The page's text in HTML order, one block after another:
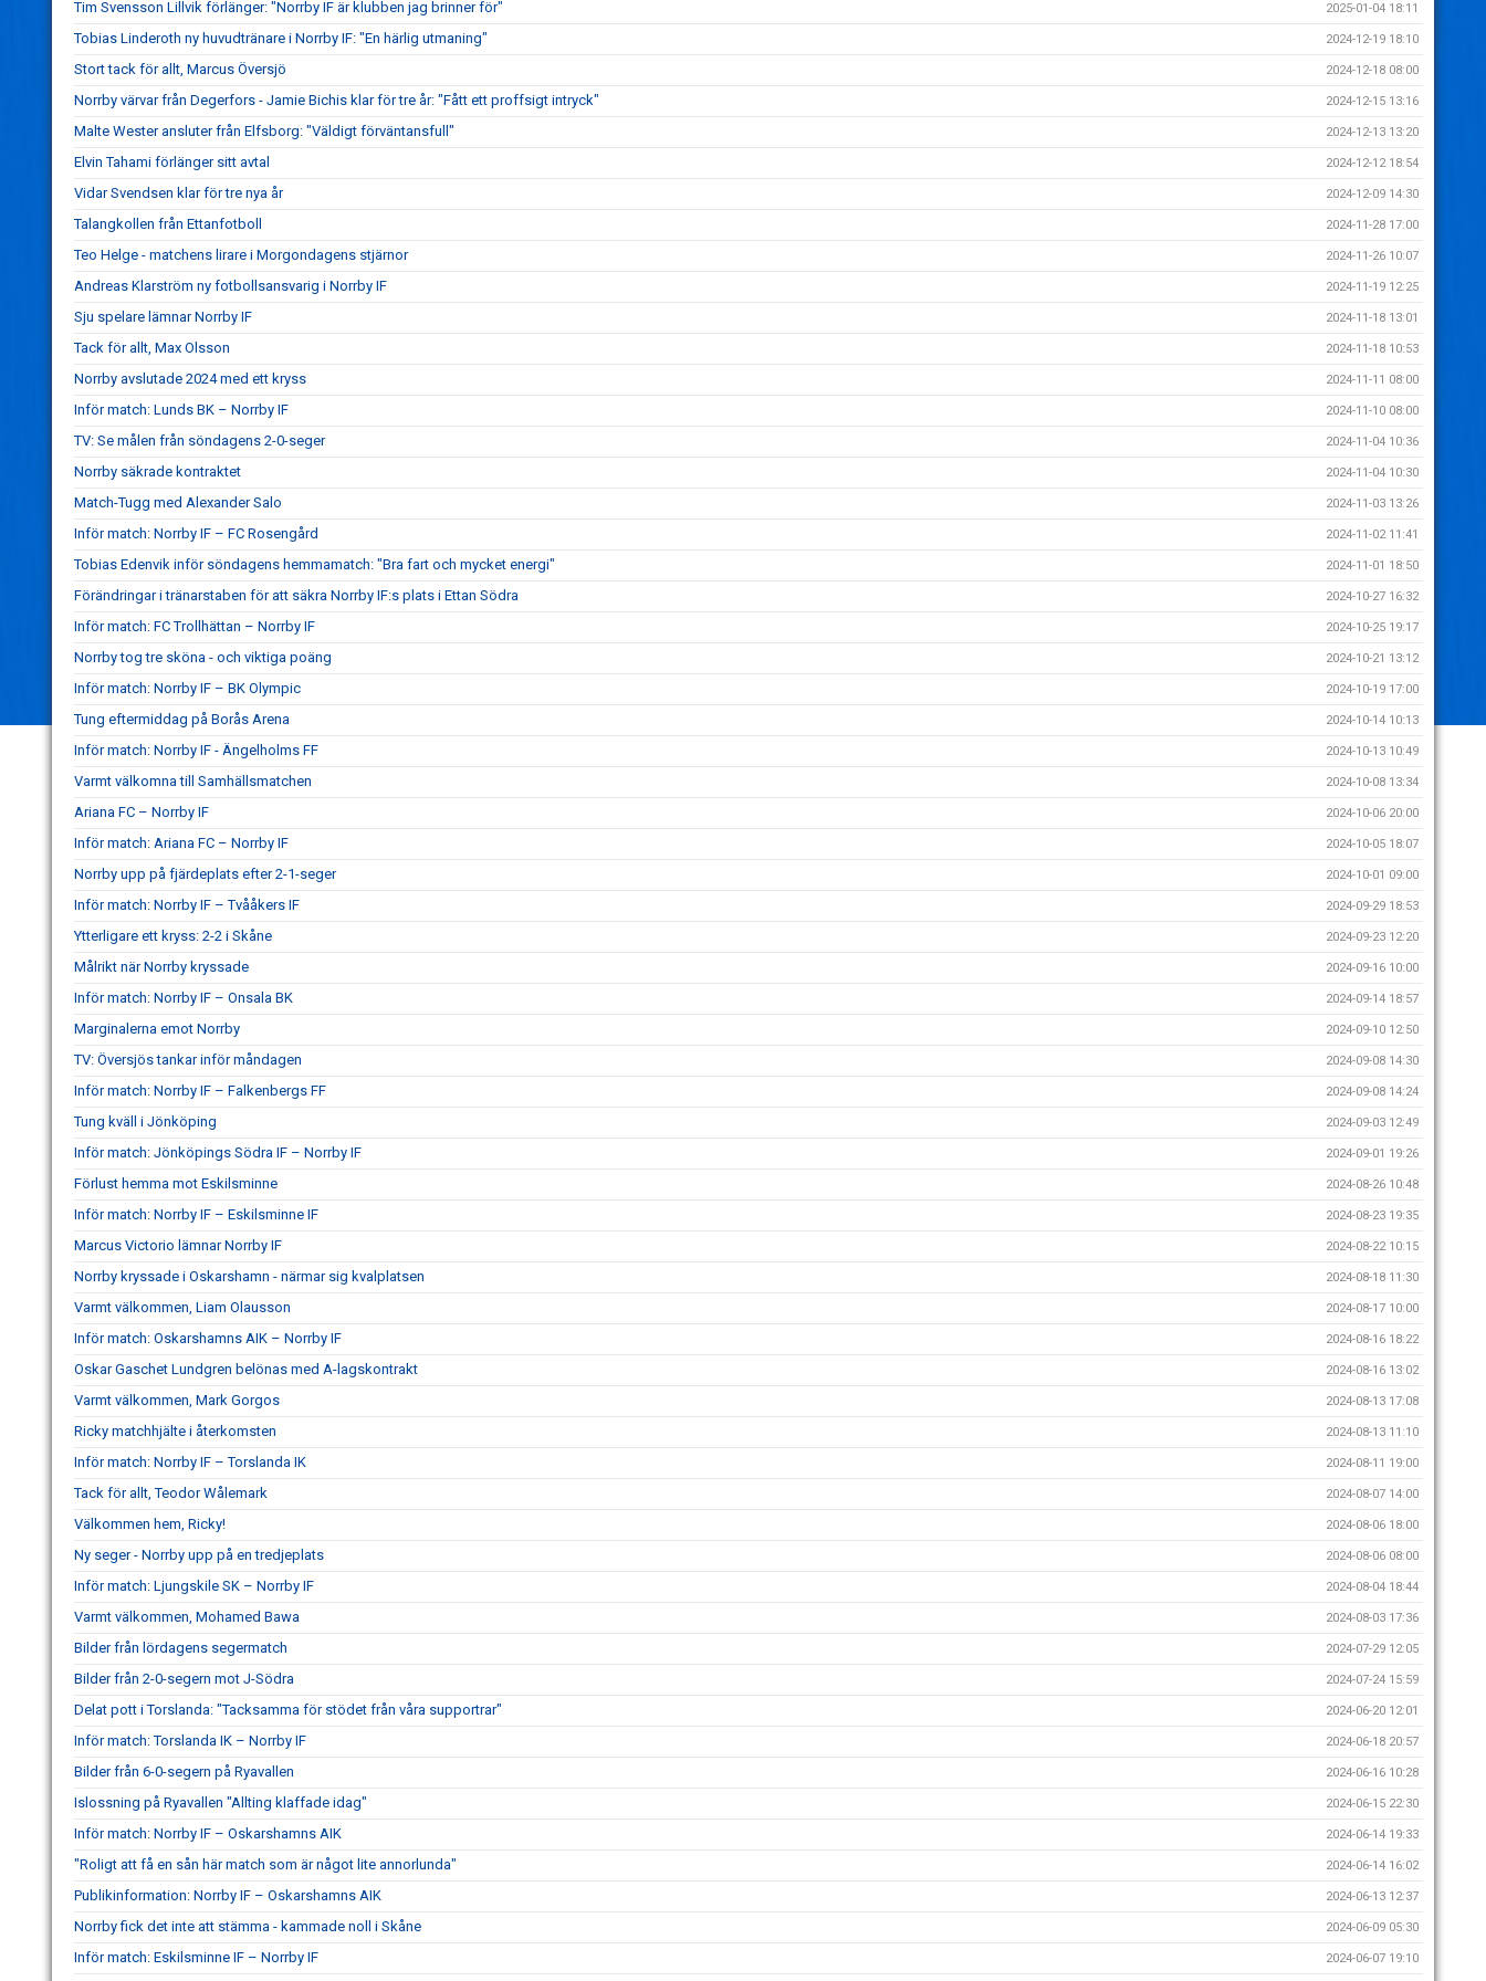
Tim Svensson Lillvik förlänger: "Norrby IF är klubben jag brinner för" 2025-01-04 18:11
Tobias Linderoth ny huvudtränare i Norrby IF: "En härlig utmaning" 2024-12-19 18:10
Stort tack för allt, Marcus Översjö 2024-12-18 08:00
Norrby värvar från Degerfors - Jamie Bichis klar för tre år: "Fått ett proffsigt intryck" 2024-12-15 13:16
Malte Wester ansluter från Elfsborg: "Väldigt förväntansfull" 2024-12-13 13:20
Elvin Tahami förlänger sitt avtal 2024-12-12 18:54
Vidar Svendsen klar för tre nya år 2024-12-09 14:30
Talangkollen från Ettanfotboll 2024-11-28 17:00
Teo Helge - matchens lirare i Morgondagens stjärnor 2024-11-26 10:07
Andreas Klarström ny fotbollsansvarig i Norrby IF 2024-11-19 12:25
Sju spelare lämnar Norrby IF 2024-11-18 13:01
Tack för allt, Max Olsson 2024-11-18 10:53
Norrby avslutade 2024 med ett kryss 2024-11-11 08:00
Inför match: Lunds BK – Norrby IF 2024-11-10 08:00
TV: Se målen från söndagens 2-0-seger 2024-11-04 10:36
Norrby säkrade kontraktet 2024-11-04 10:30
Match-Tugg med Alexander Salo 2024-11-03 13:26
Inför match: Norrby IF – FC Rosengård 2024-11-02 11:41
Tobias Edenvik inför söndagens hemmamatch: "Bra fart och mycket energi" 2024-11-01 18:50
Förändringar i tränarstaben för att säkra Norrby IF:s plats i Ettan Södra 2024-10-27 16:32
Inför match: FC Trollhättan – Norrby IF 2024-10-25 19:17
Norrby tog tre sköna - och viktiga poäng 2024-10-21 13:12
Inför match: Norrby IF – BK Olympic 2024-10-19 17:00
Tung eftermiddag på Borås Arena 2024-10-14 10:13
Inför match: Norrby IF - Ängelholms FF 2024-10-13 10:49
Varmt välkomna till Samhällsmatchen 2024-10-08 13:34
Ariana FC – Norrby IF 2024-10-06 20:00
Inför match: Ariana FC – Norrby IF 2024-10-05 18:07
Norrby upp på fjärdeplats efter 2-1-seger 2024-10-01 09:00
Inför match: Norrby IF – Tvååkers IF 2024-09-29 18:53
Ytterligare ett kryss: 2-2 i Skåne 2024-09-23 12:20
Målrikt när Norrby kryssade 2024-09-16 10:00
Inför match: Norrby IF – Onsala BK 2024-09-14 18:57
Marginalerna emot Norrby 2024-09-10 12:50
TV: Översjös tankar inför måndagen 2024-09-08 14:30
Inför match: Norrby IF – Falkenbergs FF 2024-09-08 14:24
Tung kväll i Jönköping 2024-09-03 12:49
Inför match: Jönköpings Södra IF – Norrby IF 2024-09-01 19:26
Förlust hemma mot Eskilsminne 2024-08-26 10:48
Inför match: Norrby IF – Eskilsminne IF 2024-08-23 19:35
Marcus Victorio lämnar Norrby IF 2024-08-22 10:15
Norrby kryssade i Oskarshamn - närmar sig kvalplatsen 2024-08-18 11:30
Varmt välkommen, Liam Olausson 2024-08-17 10:00
Inför match: Oskarshamns AIK – Norrby IF 2024-08-16 18:22
Oskar Gaschet Lundgren belönas med A-lagskontrakt 2024-08-16 13:02
Varmt välkommen, Mark Gorgos 2024-08-13 17:08
Ricky matchhjälte i återkomsten 2024-08-13 11:10
Inför match: Norrby IF – Torslanda IK 2024-08-11 19:00
Tack för allt, Teodor Wålemark 2024-08-07 14:00
Välkommen hem, Ricky! 2024-08-06 18:00
Ny seger - Norrby upp på en tredjeplats 2024-08-06 08:00
Inför match: Ljungskile SK – Norrby IF 2024-08-04 18:44
Varmt välkommen, Mohamed Bawa 2024-08-03 17:36
Bilder från lördagens segermatch 2024-07-29 12:05
Bilder från 2-0-segern mot J-Södra 2024-07-24 15:59
Delat pott i Torslanda: "Tacksamma för stödet från våra supportrar" 2024-06-20 12:01
Inför match: Torslanda IK – Norrby IF 2024-06-18 20:57
Bilder från 6-0-segern på Ryavallen 2024-06-16 10:28
Islossning på Ryavallen "Allting klaffade idag" 2024-06-15 22:30
Inför match: Norrby IF – Oskarshamns AIK 2024-06-14 19:33
"Roligt att få en sån här match som är något lite annorlunda" 2024-06-14 16:02
Publikinformation: Norrby IF – Oskarshamns AIK 2024-06-13 12:37
Norrby fick det inte att stämma - kammade noll i Skåne 2024-06-09 05:30
Inför match: Eskilsminne IF – Norrby IF 2024-06-07 19:10